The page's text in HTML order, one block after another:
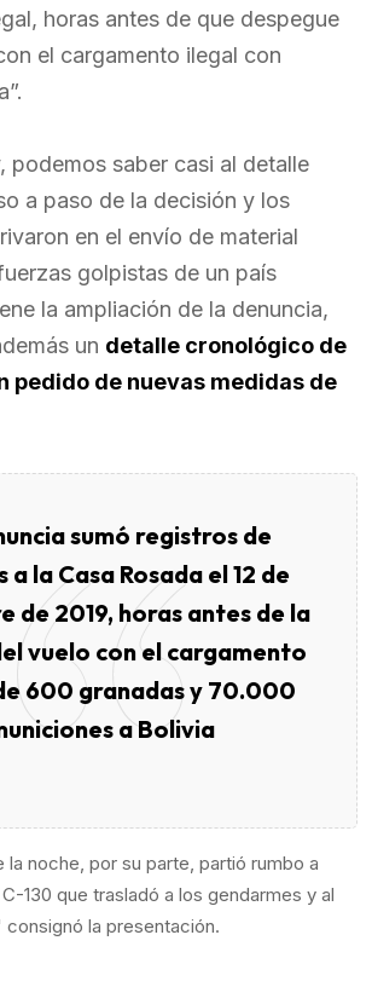
horas antes de que despegue
el cargamento ilegal con
podemos saber casi al detalle
a paso de la decisión y los
en el envío de material
golpistas de un país
la ampliación de la denuncia,
un detalle cronológico de
pedido de nuevas medidas de
sumó registros de
a la Casa Rosada el 12 de
de 2019, horas antes de la
vuelo con el cargamento
600 granadas y 70.000
a Bolivia